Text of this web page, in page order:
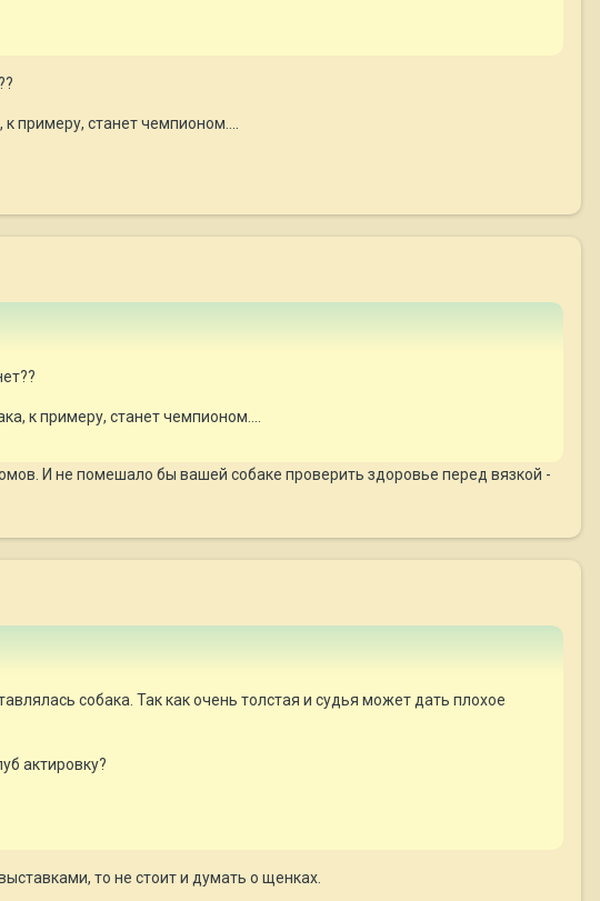
примеру, станет чемпионом....
к примеру, станет чемпионом....
И не помешало бы вашей собаке проверить здоровье перед вязкой -
собака. Так как очень толстая и судья может дать плохое
актировку?
то не стоит и думать о щенках.